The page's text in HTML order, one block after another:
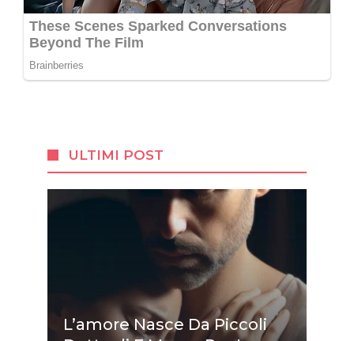
ULTIMI POST
L’amore Nasce Da Piccoli